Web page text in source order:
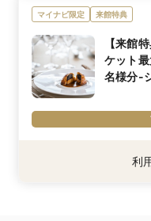
参加、新郎新婦お二人での
内容詳細
【マイナビウエディング
ト】
おふたりにぴったりな演
フェアを開催中。
「Amazonギフトプレゼン
マイナビ限定 来館特典
【来館
ケット
名様分-
利